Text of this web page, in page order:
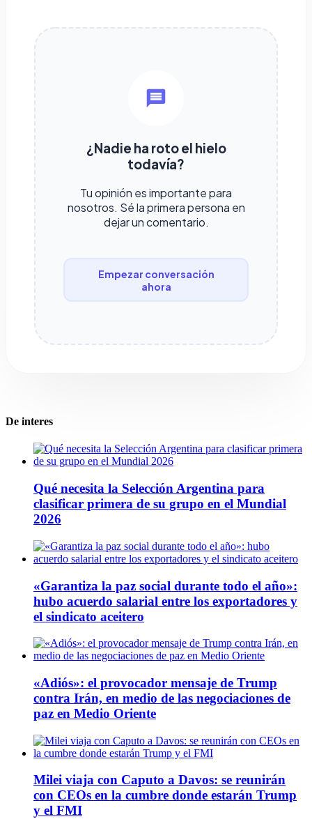
¿Nadie ha roto el hielo
todavía?
Tu opinión es importante para
nosotros. Sé la primera persona en
dejar un comentario.
Empezar conversación
ahora
De interes
Qué necesita la Selección Argentina para
clasificar primera de su grupo en el Mundial
2026
«Garantiza la paz social durante todo el año»:
hubo acuerdo salarial entre los exportadores y
el sindicato aceitero
«Adiós»: el provocador mensaje de Trump
contra Irán, en medio de las negociaciones de
paz en Medio Oriente
Milei viaja con Caputo a Davos: se reunirán
con CEOs en la cumbre donde estarán Trump
y el FMI